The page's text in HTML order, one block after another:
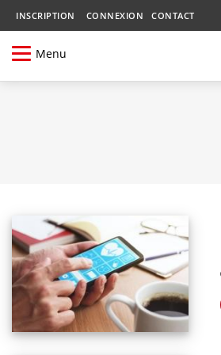
INSCRIPTION CONNEXION CONTACT
Menu